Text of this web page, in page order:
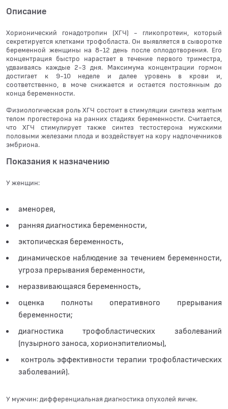
Описание
Хорионический гонадотропин (ХГЧ) - гликопротеин, который
секретируется клетками трофобласта. Он выявляется в сыворотке
беременной женщины на 8-12 день после оплодотворения. Его
концентрация быстро нарастает в течение первого триместра,
удваиваясь каждые 2-3 дня. Максимума концентрации гормон
достигает к 9-10 неделе и далее уровень в крови и,
соответственно, в моче снижается и остается постоянным до
конца беременности.
Физиологическая роль ХГЧ состоит в стимуляции синтеза желтым
телом прогестерона на ранних стадиях беременности. Считается,
что ХГЧ стимулирует также синтез тестостерона мужскими
половыми железами плода и воздействует на кору надпочечников
эмбриона.
Показания к назначению
У женщин:
аменорея,
ранняя диагностика беременности,
эктопическая беременность,
динамическое наблюдение за течением беременности,
угроза прерывания беременности,
неразвивающаяся беременность,
оценка полноты оперативного прерывания
беременности;
диагностика трофобластических заболеваний
(пузырного заноса, хорионэпителиомы),
контроль эффективности терапии трофобластических
заболеваний).
У мужчин: дифференциальная диагностика опухолей яичек.